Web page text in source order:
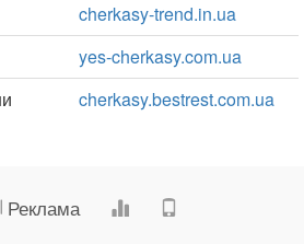
cherkasy-trend.in.ua
yes-cherkasy.com.ua
cherkasy.bestrest.com.ua
Реклама